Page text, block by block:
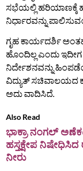
ಸಭೆಯಲ್ಲಿ ಹರಿಯಾಣಕ್ಕೆ
ನಿರ್ಧಾರವನ್ನು
ಗೃಹ ಕಾರ್ಯದರ್ಶಿ
ಹೊಂದಿಲ್ಲ ಎಂದು
ನಿರ್ದೇಶನವನ್ನು
ವಿದ್ಯುತ್ ಸಚಿವಾಲಯದ
ಅದು ವಾದಿಸಿದೆ.
Also Read
ಭಾಕ್ರಾ ನಂಗಲ್
ಹಸ್ತಕ್ಷೇಪ
ನೀರು